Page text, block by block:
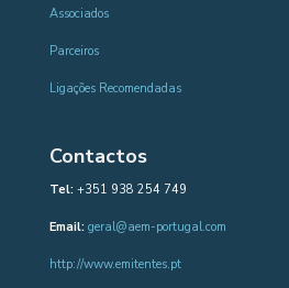
Associados
Parceiros
Ligações Recomendadas
Contactos
Tel:+351 938 254 749
Email: geral@aem-portugal.com
http://www.emitentes.pt